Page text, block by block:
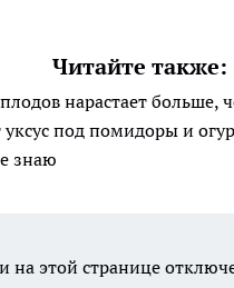
Читайте также:
нарастает больше,
уксус под помидоры и
знаю
на этой странице